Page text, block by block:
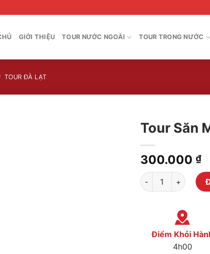
GIỚI THIỆU TOUR NƯỚC NGOÀI TOUR TRONG NƯỚC
/ TOUR ĐÀ LẠT
Tour Săn
300.000 ₫
Tour Săn Mây Tại
Điểm Khỏi
4h00